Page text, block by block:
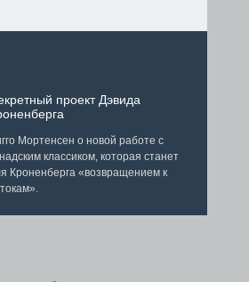
проект Дэвида
Мортенсен о новой работе с
классиком, которая станет
Кроненберга «возвращением к